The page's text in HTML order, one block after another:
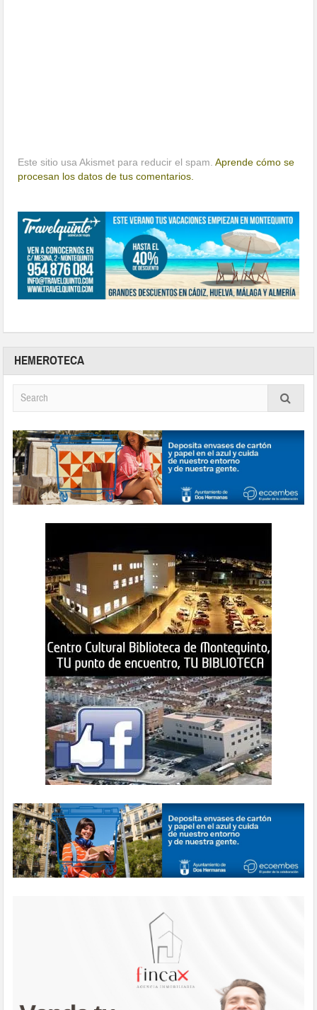
Este sitio usa Akismet para reducir el spam.Aprende cómo se
procesan los datos de tus comentarios.
HEMEROTECA